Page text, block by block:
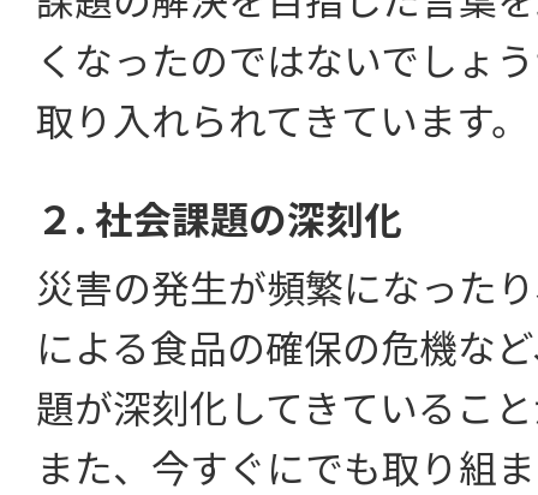
くなったのではないでしょ
取り入れられてきています。
２. 社会課題の深刻化
災害の発生が頻繁になった
による食品の確保の危機な
題が深刻化してきているこ
また、今すぐにでも取り組